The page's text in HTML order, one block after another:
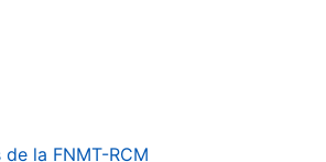
la FNMT-RCM